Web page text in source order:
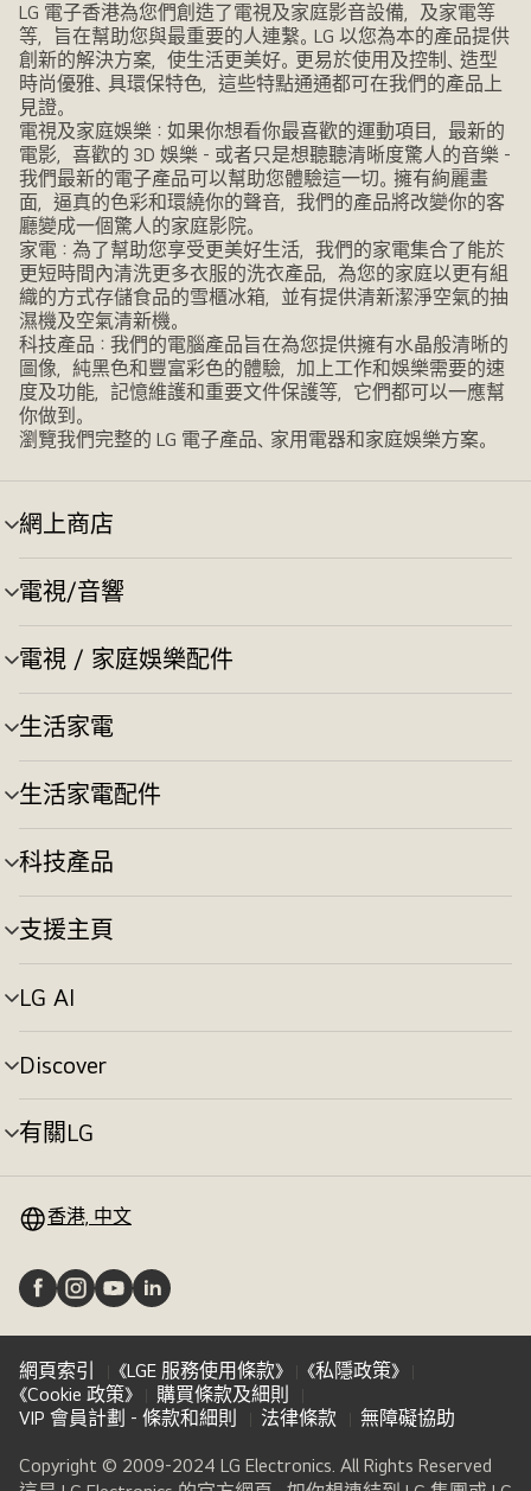
LG 電子香港為您們創造了電視及家庭影音設備，及家電等
等，旨在幫助您與最重要的人連繫。LG 以您為本的產品提供
創新的解決方案，使生活更美好。更易於使用及控制、造型
時尚優雅、具環保特色，這些特點通通都可在我們的產品上
見證。
電視及家庭娛樂：如果你想看你最喜歡的運動項目，最新的
電影，喜歡的 3D 娛樂 - 或者只是想聽聽清晰度驚人的音樂 -
我們最新的電子產品可以幫助您體驗這一切。擁有絢麗畫
面，逼真的色彩和環繞你的聲音，我們的產品將改變你的客
廳變成一個驚人的家庭影院。
家電：為了幫助您享受更美好生活，我們的家電集合了能於
更短時間內清洗更多衣服的洗衣產品，為您的家庭以更有組
織的方式存儲食品的雪櫃冰箱，並有提供清新潔淨空氣的抽
濕機及空氣清新機。
科技產品：我們的電腦產品旨在為您提供擁有水晶般清晰的
圖像，純黑色和豐富彩色的體驗，加上工作和娛樂需要的速
度及功能，記憶維護和重要文件保護等，它們都可以一應幫
你做到。
瀏覽我們完整的 LG 電子產品、家用電器和家庭娛樂方案。
網上商店
選
單
切
換
電視/音響
選
單
切
換
電視 / 家庭娛樂配件
選
單
切
換
生活家電
選
單
切
換
生活家電配件
選
單
切
換
科技產品
選
單
切
換
支援主頁
選
單
切
換
LG AI
選
單
切
換
Discover
選
單
切
換
有關LG
選
換 香港, 中文
網頁索引 《LGE 服務使用條款》
《私隱政策》
《Cookie 政策》
購買條款及細則
VIP 會員計劃 - 條款和細則
法律條款 無障礙協助
Copyright © 2009-2024 LG Electronics. All Rights Reserved